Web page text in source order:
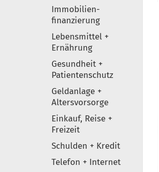
ElementeImmobilien-
finanzierung
Lebensmittel +
Ernährung
Gesundheit +
Patientenschutz
Geldanlage +
Altersvorsorge
Einkauf, Reise +
Freizeit
Schulden + Kredit
Telefon + Internet